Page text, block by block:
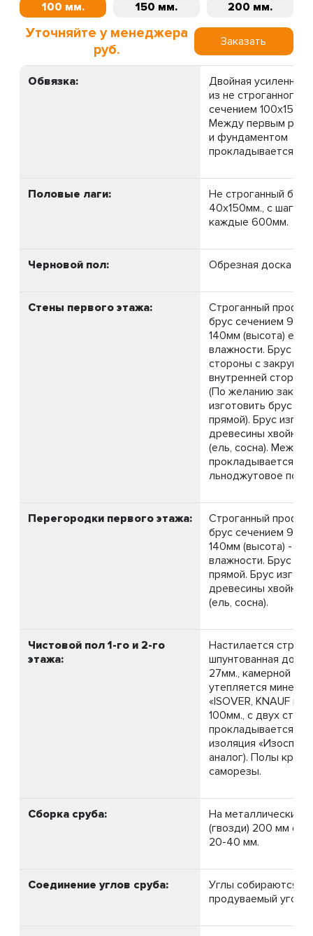
100 мм.
150 мм. 200 мм.
Уточняйте у менеджера
руб.
Заказать
Обвязка:
Двойная
из не строганного
сечением
Между первым
и фундаментом
прокладывается
Половые лаги:
Не строганный брус
40х150мм., с шагом
каждые 600мм.
Черновой пол: Обрезная доска
Стены первого этажа:
Строганный
брус сечением
140мм (высота)
влажности. Брус с
стороны с
внутренней
(По желанию
изготовить брус с
прямой). Брус
древесины хвойных
(ель, сосна). Между
прокладывается
льноджутовое
Перегородки первого этажа:
Строганный
брус сечением
140мм (высота) -
влажности. Брус с
прямой. Брус
древесины хвойных
(ель, сосна).
Чистовой пол 1-го и 2-го
этажа:
Настилается
шпунтованная
27мм., камерной
утепляется
«ISOVER, KNAUF или
100мм., с двух
прокладывается
изоляция «Изоспан
аналог). Полы
саморезы.
Сборка сруба:
На металлические
(гвозди) 200 мм с
20-40 мм.
Соединение углов сруба:
Углы собираются в
продуваемый угол»